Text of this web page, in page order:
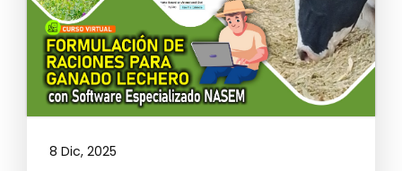
8 Dic, 2025